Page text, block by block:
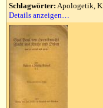
Schlagwörter: Apologetik,
Details anzeigen…